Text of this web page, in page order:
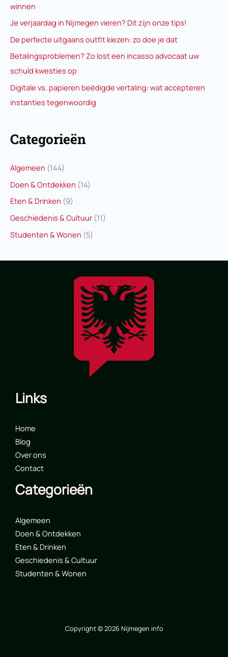
winnen
Je verjaardag in Nijmegen vieren? Dit zijn onze tips!
De perfecte uitgaans outfit kiezen: zo doe je dat
Betalingsproblemen? Zo lost een incasso advocaat uw
schuld kwesties op
Digitale vs. papieren beëdigde vertaling: wat accepteren
instanties tegenwoordig
Categorieën
Algemeen (144)
Doen & Ontdekken (14)
Eten & Drinken (9)
Geschiedenis & Cultuur (11)
Studenten & Wonen (5)
Links
Home
Blog
Over ons
Contact
Categorieën
Algemeen
Doen & Ontdekken
Eten & Drinken
Geschiedenis & Cultuur
Studenten & Wonen
Copyright © 2026 Nijmegen info